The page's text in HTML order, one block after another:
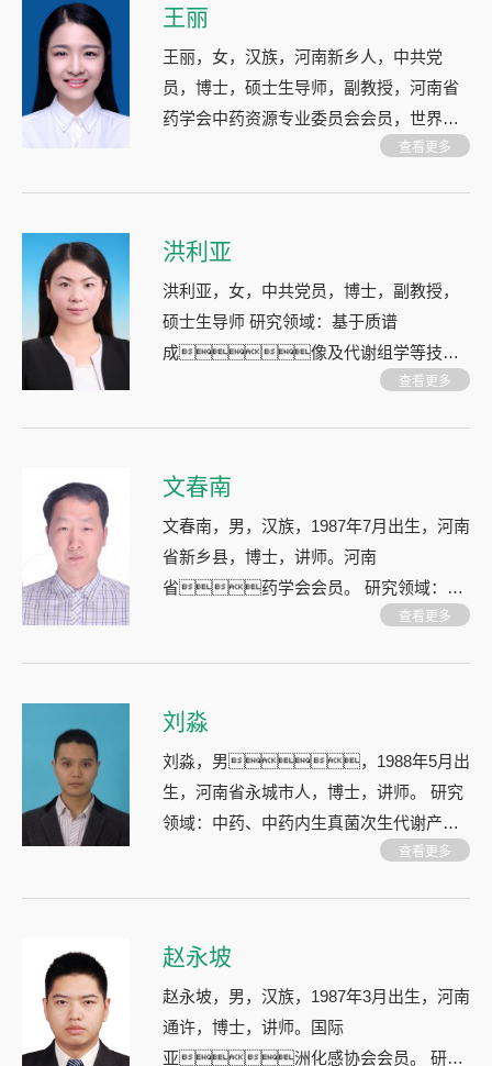
王丽
王丽，女，汉族，河南新乡人，中共党
员，博士，硕士生导师，副教授，河南省
药学会中药资源专业委员会会员，世界中
医药学会联合会中药化学专业委员，湾区
查看更多
洪利亚
洪利亚，女，中共党员，博士，副教授，
硕士生导师 研究领域：基于质谱
成像及代谢组学等技术
研究药用植物；药用植物资源开发与利用
查看更多
文春南
文春南，男，汉族，1987年7月出生，河南
省新乡县，博士，讲师。河南
省药学会会员。 研究领域：药
用植物和真菌次生代谢产物、中药材质量
查看更多
刘淼
刘淼，男，1988年5月出
生，河南省永城市人，博士，讲师。 研究
领域：中药、中药内生真菌次生代谢产物
查看更多
赵永坡
赵永坡，男，汉族，1987年3月出生，河南
通许，博士，讲师。国际
亚洲化感协会会员。 研